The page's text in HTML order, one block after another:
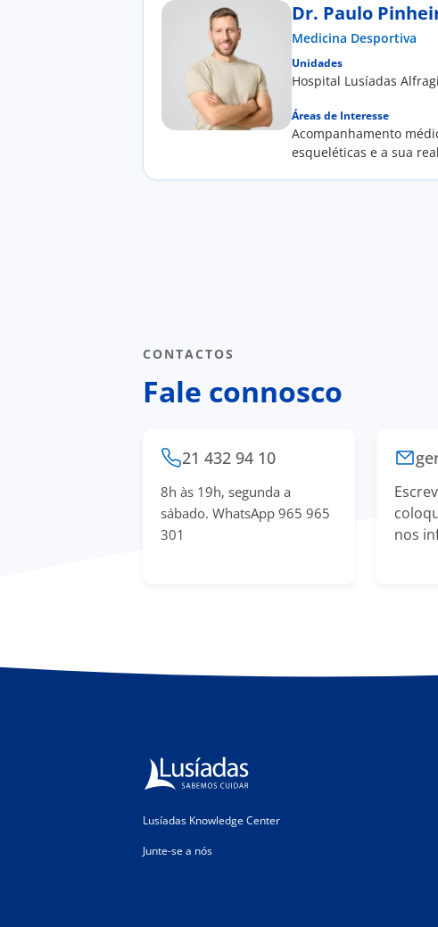
Dr. Paulo
Medicina Desportiva
Unidades
Hospital Lusíadas
Áreas de Interesse
Acompanhamento
esqueléticas e a sua
CONTACTOS
Fale connosco
21 432 94 10
8h às 19h, segunda a
sábado. WhatsApp 965 965
301
nos
Lusíadas Knowledge Center
Junte-se a nós